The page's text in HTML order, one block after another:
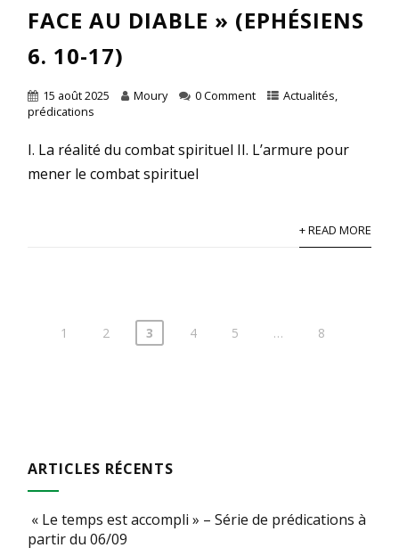
FACE AU DIABLE » (EPHÉSIENS
6. 10-17)
15 août 2025 Moury 0 Comment Actualités,
prédications
I. La réalité du combat spirituel II. L’armure pour
mener le combat spirituel
+ READ MORE
Pagination
1 2 3 4 5 … 8
ARTICLES RÉCENTS
« Le temps est accompli » – Série de prédications à
partir du 06/09